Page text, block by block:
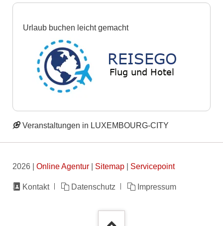
Urlaub buchen leicht gemacht
Veranstaltungen in LUXEMBOURG-CITY
2026 | Online Agentur| Sitemap| Servicepoint
Navigation
Kontakt Datenschutz Impressum